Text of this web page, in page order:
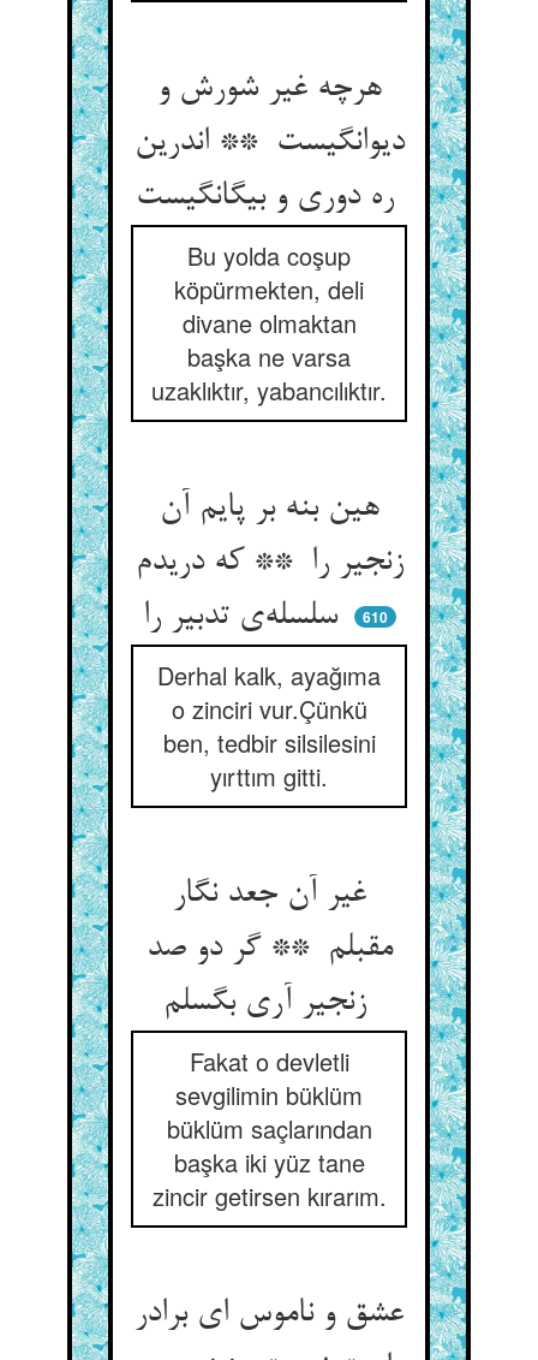
هرچه غیر شورش و
دیوانگیست ** اندرین
ره دوری و بیگانگیست
Bu yolda coşup
köpürmekten, deli
divane olmaktan
başka ne varsa
uzaklıktır, yabancılıktır.
هین بنه بر پایم آن
زنجیر را ** که دریدم
سلسله‌ی تدبیر را
610
Derhal kalk, ayağıma
o zinciri vur.Çünkü
ben, tedbir silsilesini
yırttım gitti.
غیر آن جعد نگار
مقبلم ** گر دو صد
زنجیر آری بگسلم
Fakat o devletli
sevgilimin büklüm
büklüm saçlarından
başka iki yüz tane
zincir getirsen kırarım.
عشق و ناموس ای برادر